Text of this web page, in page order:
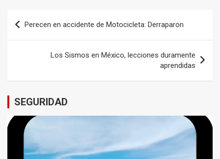
Navegación
de
entradas
Perecen en accidente de Motocicleta: Derraparon
Los Sismos en México, lecciones duramente
aprendidas
SEGURIDAD